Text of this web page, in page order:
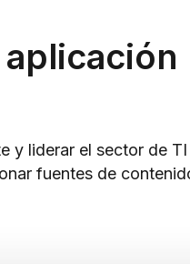
y liderar el sector de TI
fuentes de